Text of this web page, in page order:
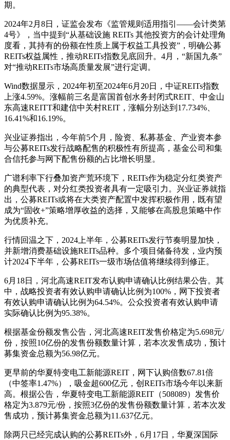
期。
2024年2月8日，证监会发布《监管规则适用指引——会计类第
4号》，当中提到“从基础设施 REITs 其他投资方的会计处理角
度看，其持有的份额在性质上属于权益工具投资”，明确公募
REITs权益属性，推动REITs指数见底回升。4月，“新国九条”
对“推动REITs市场高质量发展”进行定调。
Wind数据显示，2024年初至2024年6月20日，中证REITs指数
上涨4.59%。涨幅前三名是富国首创水务封闭式REIT、中金山
东高速REITT和建信中关村REIT，涨幅分别达到17.734%、
16.41%和16.19%。
兴业证券指出，今年前5个月，险资、私募基金、产业资本参
与公募REITs发行战略配售的积极性有所提高，基金公司和集
合信托参与网下配售份额的占比增长明显。
广谱利率下行叠加资产荒环境下，REITs作为稳定分红类资产
的典型代表，对分红类投资者具有一定吸引力。兴业证券就指
出，公募REITs或将在大类资产配置中发挥积极作用，既有望
成为“固收+”策略增厚收益的选择，又能够在高股息策略中作
为优质补充。
行情回温之下，2024上半年，公募REITs发行节奏明显加快，
并新增消费基础设施REITs品种。多个项目储备待发，业内预
计2024下半年，公募REITs一级市场估值将继续得到修正。
6月18日，河北高速REIT发布认购申请确认比例结果公告。其
中，战略投资者有效认购申请确认比例为100%，网下投资者
有效认购申请确认比例为64.54%。公众投资者有效认购申请
实际确认比例为95.38%。
根据基金份额发售公告，河北高速REIT发售价格定为5.698元/
份，按照10亿份的发售份额数量计算，若本次发售成功，预计
募集资金总额为56.98亿元。
更早前的华夏特变电工新能源REIT，网下认购倍数67.81倍
（中签率1.47%），吸金超600亿元，创REITs市场今年以来新
高。根据公告，华夏特变电工新能源REIT（508089）发售价
格定为3.879元/份，按照3亿份的发售份额数量计算，若本次发
售成功，预计募集资金总额为11.637亿元。
除两只已经完成认购的公募REITs外，6月17日，华夏深国际